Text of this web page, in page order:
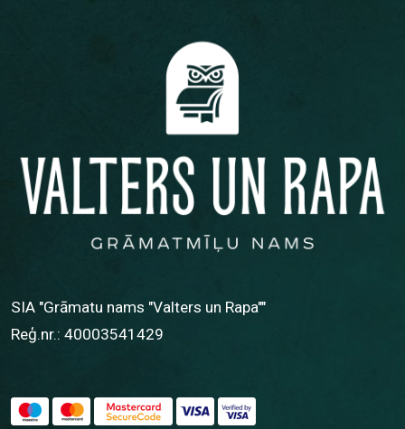
SIA "Grāmatu nams "Valters un Rapa""
Reģ.nr.: 40003541429